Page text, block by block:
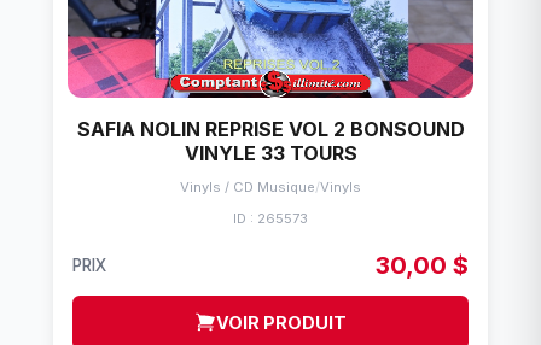
SAFIA NOLIN REPRISE VOL 2 BONSOUND
VINYLE 33 TOURS
Vinyls / CD Musique/Vinyls
ID : 265573
PRIX 30,00 $
VOIR PRODUIT